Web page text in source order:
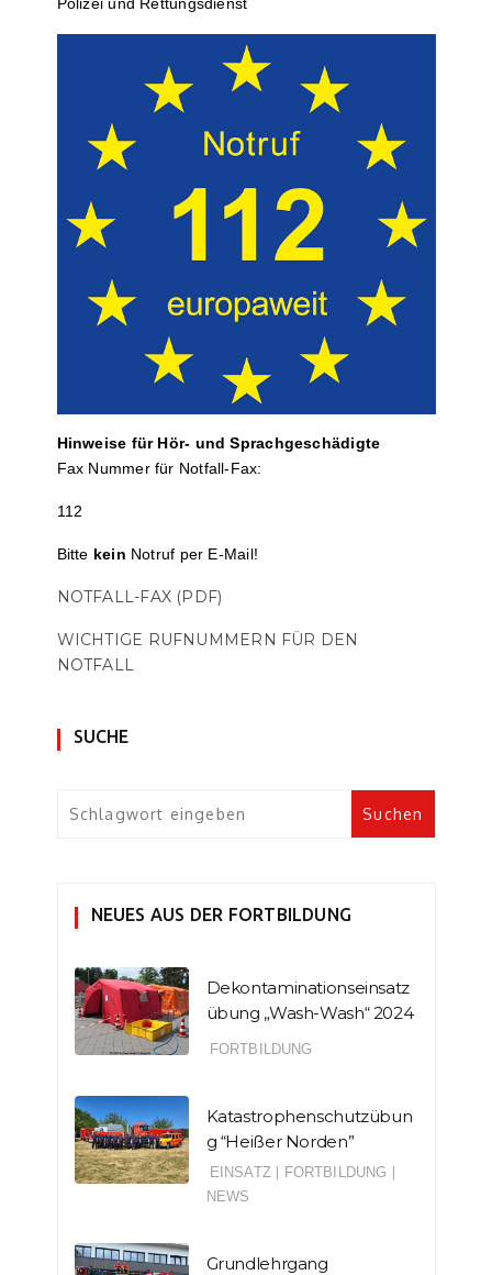
Polizei und Rettungs­dienst
Hinweise für Hör- und Sprach­ge­schä­digte
Fax Nummer für Notfall-Fax:
112
Bitte kein Notruf per E-Mail!
NOTFALL-FAX (PDF)
WICHTIGE RUFNUMMERN FÜR DEN
NOTFALL
SUCHE
NEUES AUS DER FORTBILDUNG
Dekontaminationseinsatz
übung „Wash-Wash“ 2024
FORTBILDUNG
Katastrophenschutzübun
g “Heißer Norden”
EINSATZ FORTBILDUNG
NEWS
Grundlehrgang